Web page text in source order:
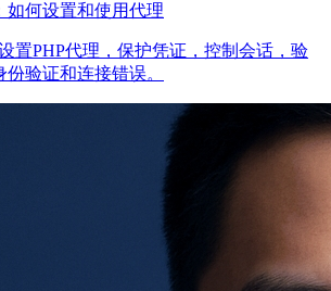
如何设置和使用代理
置PHP代理，保护凭证，控制会话，验
验证和连接错误。